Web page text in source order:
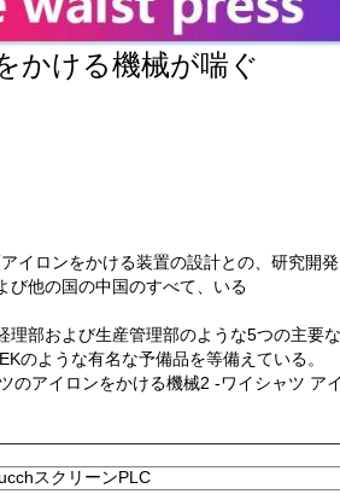
かける機械が喘ぐ
イロンをかける装置の設計との、研究開
び他の国の中国のすべて、いる
部および生産管理部のような5つの主要な
のような有名な予備品を等備えている。
アイロンをかける機械2 -ワイシャツ ア
スクリーンPLC